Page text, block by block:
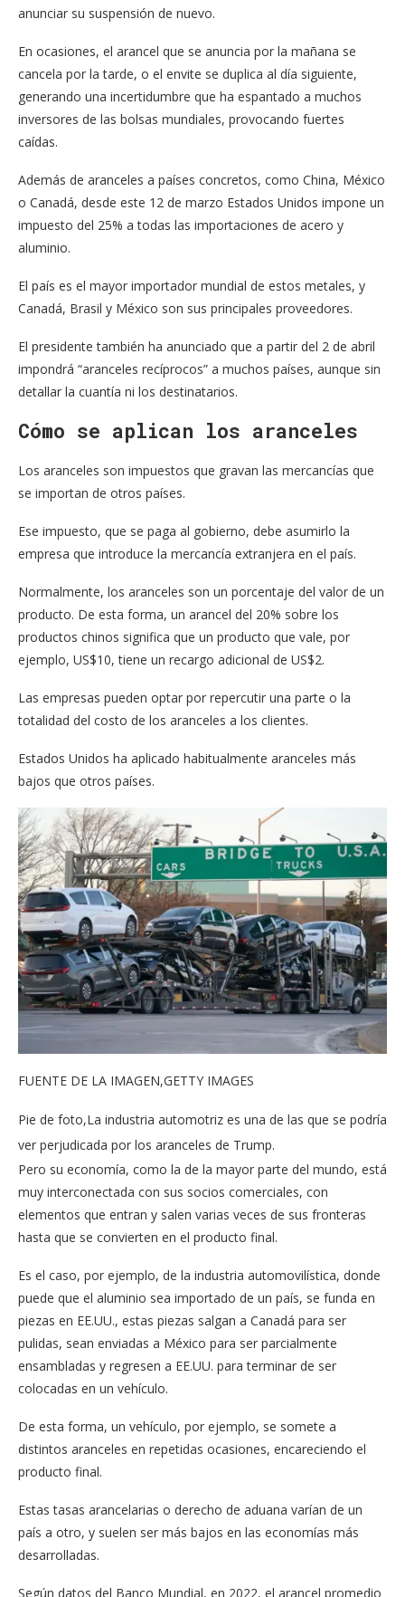
anunciar su suspensión de nuevo.
En ocasiones, el arancel que se anuncia por la mañana se
cancela por la tarde, o el envite se duplica al día siguiente,
generando una incertidumbre que ha espantado a muchos
inversores de las bolsas mundiales, provocando fuertes
caídas.
Además de aranceles a países concretos, como China, México
o Canadá, desde este 12 de marzo Estados Unidos impone un
impuesto del 25% a todas las importaciones de acero y
aluminio.
El país es el mayor importador mundial de estos metales, y
Canadá, Brasil y México son sus principales proveedores.
El presidente también ha anunciado que a partir del 2 de abril
impondrá “aranceles recíprocos” a muchos países, aunque sin
detallar la cuantía ni los destinatarios.
Cómo se aplican los aranceles
Los aranceles son impuestos que gravan las mercancías que
se importan de otros países.
Ese impuesto, que se paga al gobierno, debe asumirlo la
empresa que introduce la mercancía extranjera en el país.
Normalmente, los aranceles son un porcentaje del valor de un
producto. De esta forma, un arancel del 20% sobre los
productos chinos significa que un producto que vale, por
ejemplo, US$10, tiene un recargo adicional de US$2.
Las empresas pueden optar por repercutir una parte o la
totalidad del costo de los aranceles a los clientes.
Estados Unidos ha aplicado habitualmente aranceles más
bajos que otros países.
FUENTE DE LA IMAGEN,GETTY IMAGES
Pie de foto,La industria automotriz es una de las que se podría
ver perjudicada por los aranceles de Trump.
Pero su economía, como la de la mayor parte del mundo, está
muy interconectada con sus socios comerciales, con
elementos que entran y salen varias veces de sus fronteras
hasta que se convierten en el producto final.
Es el caso, por ejemplo, de la industria automovilística, donde
puede que el aluminio sea importado de un país, se funda en
piezas en EE.UU., estas piezas salgan a Canadá para ser
pulidas, sean enviadas a México para ser parcialmente
ensambladas y regresen a EE.UU. para terminar de ser
colocadas en un vehículo.
De esta forma, un vehículo, por ejemplo, se somete a
distintos aranceles en repetidas ocasiones, encareciendo el
producto final.
Estas tasas arancelarias o derecho de aduana varían de un
país a otro, y suelen ser más bajos en las economías más
desarrolladas.
Según datos del Banco Mundial, en 2022, el arancel promedio